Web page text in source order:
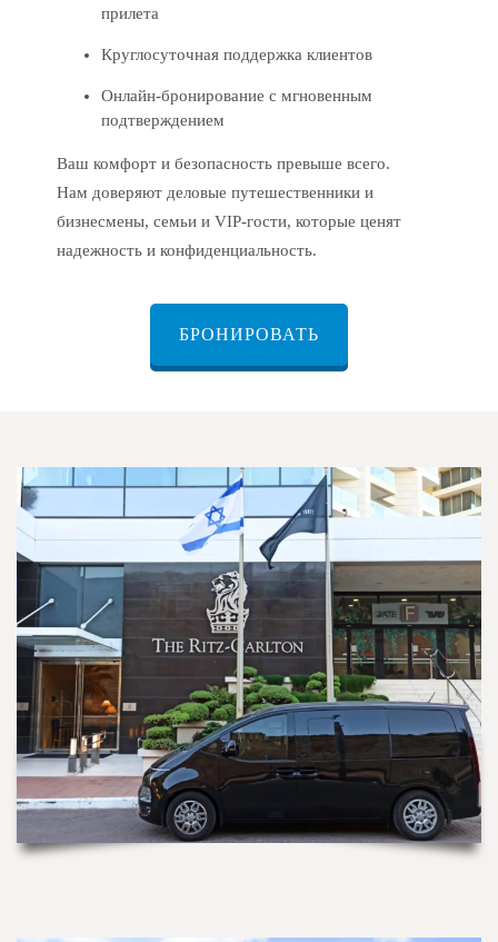
прилета
Круглосуточная поддержка клиентов
Онлайн-бронирование с мгновенным
подтверждением
Ваш комфорт и безопасность превыше всего.
Нам доверяют деловые путешественники и
бизнесмены, семьи и VIP-гости, которые ценят
надежность и конфиденциальность.
БРОНИРОВАТЬ